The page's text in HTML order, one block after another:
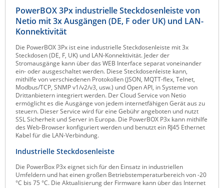
Poynting
Raritan
Server Technology
Siretta
SIRIO Antenne
Sunbird
Tactical Software
TEKTELIC
Teltonika
Unwired Networks
Vision
PowerBOX 3Px industrielle Steckdosenleiste von
Netio mit 3x Ausgängen (DE, F oder UK) und LAN-
Konnektivität
Die PowerBOX 3Px ist eine industrielle Steckdosenleiste mit 3x
Steckdosen (DE, F, UK) und LAN-Konnektivität. Jeder der
Stromausgänge kann über das WEB Interface separat voneinander
ein- oder ausgeschaltet werden. Diese Steckdosenleiste kann,
mithilfe von verschiedenen Protokollen (JSON, MQTT-flex, Telnet,
Modbus/TCP, SNMP v1/v2/v3, usw.) und Open API, in Systeme von
Drittanbietern integriert werden. Der Cloud Service von Netio
ermöglicht es die Ausgänge von jedem internetfähigen Gerät aus zu
steuern. Dieser Service wird für eine Gebühr angeboten und nutzt
SSL Sicherheit und Server in Europa. Die PowerBOX P3x kann mithilfe
des Web-Browser konfiguriert werden und benutzt ein RJ45 Ethernet
Kabel für die LAN-Verbindung.
Industrielle Steckdosenleiste
Die PowerBox P3x eignet sich für den Einsatz in industriellen
Umfeldern und hat einen großen Betriebstemperaturbereich von -20
°C bis 75 °C. Die Aktualisierung der Firmware kann über das Internet